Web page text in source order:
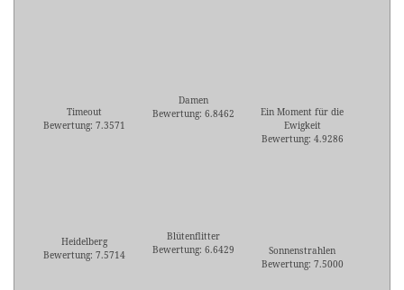
Timeout
Bewertung: 7.3571
Damen
Bewertung: 6.8462
Ein Moment für die
Ewigkeit
Bewertung: 4.9286
Heidelberg
Bewertung: 7.5714
Blütenflitter
Bewertung: 6.6429
Sonnenstrahlen
Bewertung: 7.5000